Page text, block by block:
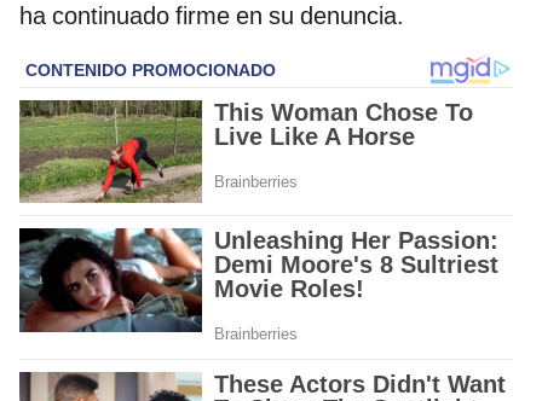
ha continuado firme en su denuncia.